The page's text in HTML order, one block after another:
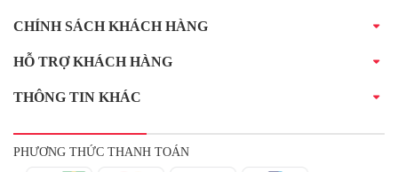
CHÍNH SÁCH KHÁCH HÀNG
HỖ TRỢ KHÁCH HÀNG
THÔNG TIN KHÁC
PHƯƠNG THỨC THANH TOÁN